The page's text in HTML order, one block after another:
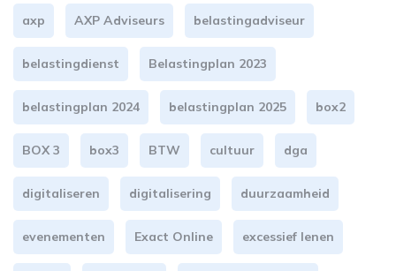
axp AXP Adviseurs belastingadviseur
belastingdienst Belastingplan 2023
belastingplan 2024 belastingplan 2025 box2
BOX 3 box3 BTW cultuur dga
digitaliseren digitalisering duurzaamheid
evenementen Exact Online excessief lenen